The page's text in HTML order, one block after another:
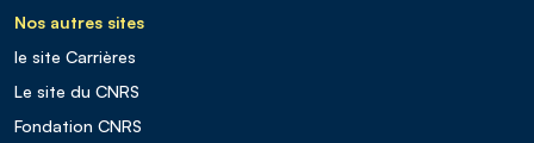
Nos autres sites
le site Carrières
Le site du CNRS
Fondation CNRS